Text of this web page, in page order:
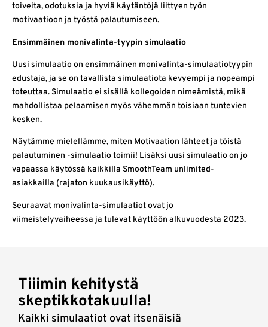
toiveita, odotuksia ja hyviä käytäntöjä liittyen työn
motivaatioon ja työstä palautumiseen.
Ensimmäinen monivalinta-tyypin simulaatio
Uusi simulaatio on ensimmäinen monivalinta-simulaatiotyypin
edustaja, ja se on tavallista simulaatiota kevyempi ja nopeampi
toteuttaa. Simulaatio ei sisällä kollegoiden nimeämistä, mikä
mahdollistaa pelaamisen myös vähemmän toisiaan tuntevien
kesken.
Näytämme mielellämme, miten Motivaation lähteet ja töistä
palautuminen -simulaatio toimii! Lisäksi uusi simulaatio on jo
vapaassa käytössä kaikkilla SmoothTeam unlimited-
asiakkailla (rajaton kuukausikäyttö).
Seuraavat monivalinta-simulaatiot ovat jo
viimeistelyvaiheessa ja tulevat käyttöön alkuvuodesta 2023.
Tiiimin kehitystä
skeptikkotakuulla!
Kaikki simulaatiot ovat itsenäisiä